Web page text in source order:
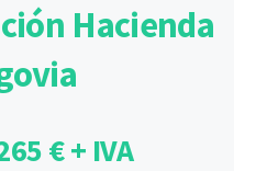
Hacienda
€ + IVA